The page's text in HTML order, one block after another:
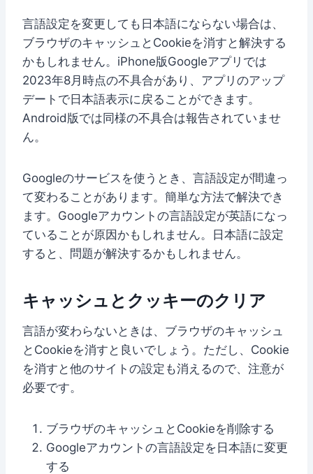
言語設定を変更しても日本語にならない場合は、
ブラウザのキャッシュとCookieを消すと解決する
かもしれません。iPhone版Googleアプリでは
2023年8月時点の不具合があり、アプリのアップ
デートで日本語表示に戻ることができます。
Android版では同様の不具合は報告されていませ
ん。
Googleのサービスを使うとき、言語設定が間違っ
て変わることがあります。簡単な方法で解決でき
ます。Googleアカウントの言語設定が英語になっ
ていることが原因かもしれません。日本語に設定
すると、問題が解決するかもしれません。
キャッシュとクッキーのクリア
言語が変わらないときは、ブラウザのキャッシュ
とCookieを消すと良いでしょう。ただし、Cookie
を消すと他のサイトの設定も消えるので、注意が
必要です。
ブラウザのキャッシュとCookieを削除する
Googleアカウントの言語設定を日本語に変更
する